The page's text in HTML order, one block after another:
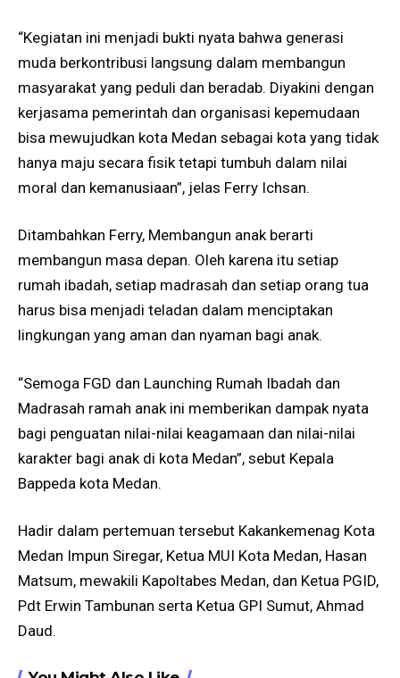
“Kegiatan ini menjadi bukti nyata bahwa generasi
muda berkontribusi langsung dalam membangun
masyarakat yang peduli dan beradab. Diyakini dengan
kerjasama pemerintah dan organisasi kepemudaan
bisa mewujudkan kota Medan sebagai kota yang tidak
hanya maju secara fisik tetapi tumbuh dalam nilai
moral dan kemanusiaan”, jelas Ferry Ichsan.
Ditambahkan Ferry, Membangun anak berarti
membangun masa depan. Oleh karena itu setiap
rumah ibadah, setiap madrasah dan setiap orang tua
harus bisa menjadi teladan dalam menciptakan
lingkungan yang aman dan nyaman bagi anak.
“Semoga FGD dan Launching Rumah Ibadah dan
Madrasah ramah anak ini memberikan dampak nyata
bagi penguatan nilai-nilai keagamaan dan nilai-nilai
karakter bagi anak di kota Medan”, sebut Kepala
Bappeda kota Medan.
Hadir dalam pertemuan tersebut Kakankemenag Kota
Medan Impun Siregar, Ketua MUI Kota Medan, Hasan
Matsum, mewakili Kapoltabes Medan, dan Ketua PGID,
Pdt Erwin Tambunan serta Ketua GPI Sumut, Ahmad
Daud.